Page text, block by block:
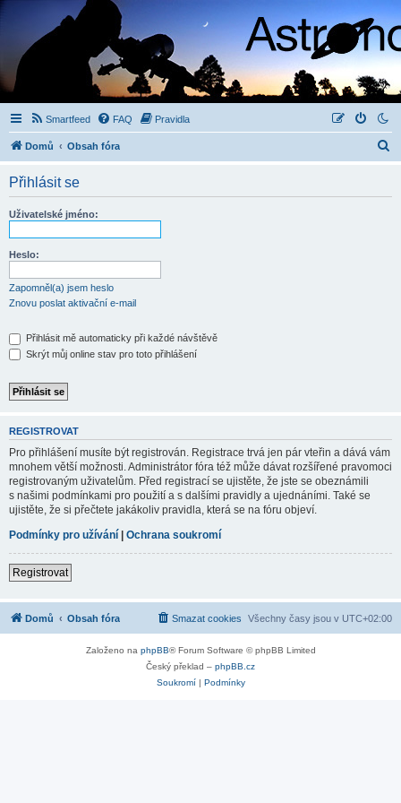
Smartfeed FAQ Pravidla
Domů Obsah fóra
Přihlásit se
Uživatelské jméno:
Heslo:
Zapomněl(a) jsem heslo
Znovu poslat aktivační e-mail
Přihlásit mě automaticky při každé návštěvě
Skrýt můj online stav pro toto přihlášení
REGISTROVAT
Pro přihlášení musíte být registrován. Registrace trvá jen pár vteřin a dává vám
mnohem větší možnosti. Administrátor fóra též může dávat rozšířené pravomoci
registrovaným uživatelům. Před registrací se ujistěte, že jste se obeznámili
s našimi podmínkami pro použití a s dalšími pravidly a ujednáními. Také se
ujistěte, že si přečtete jakákoliv pravidla, která se na fóru objeví.
Podmínky pro užívání | Ochrana soukromí
Registrovat
Domů Obsah fóra Všechny časy jsou v UTC+02:00
Smazat cookies
Založeno na phpBB® Forum Software © phpBB Limited
Český překlad – phpBB.cz
Soukromí| Podmínky